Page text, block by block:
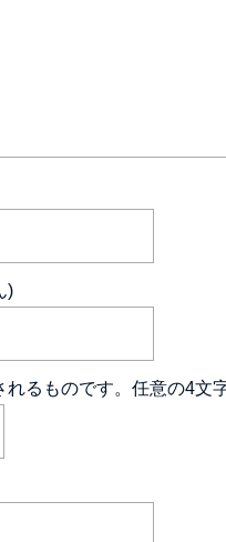
)
れるものです。任意の4文